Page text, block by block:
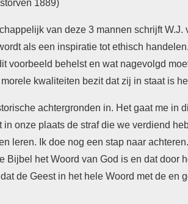
1889)
van deze 3 mannen schrijft
als een inspiratie tot ethisch
voorbeeld behelst en wat nagevolgd
kwaliteiten bezit dat zij in staat is
achtergronden in. Het gaat me
in onze plaats de straf die we verdiend
leren. Ik doe nog een stap naar
Bijbel het Woord van God is en dat door
de Geest in het hele Woord met de en